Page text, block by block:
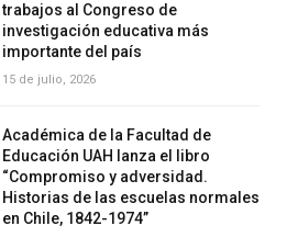
trabajos al Congreso de
investigación educativa más
importante del país
15 de julio, 2026
Académica de la Facultad de
Educación UAH lanza el libro
“Compromiso y adversidad.
Historias de las escuelas normales
en Chile, 1842-1974”